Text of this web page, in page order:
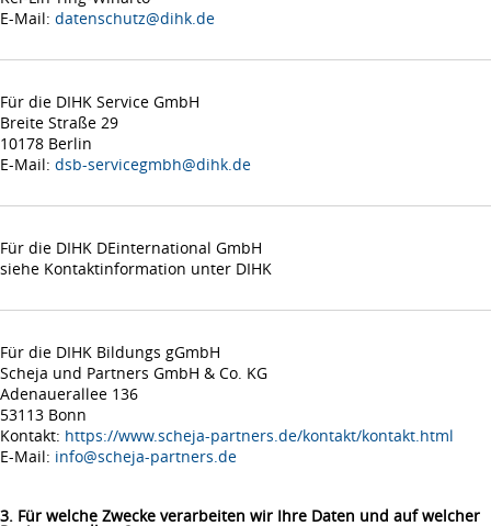
E-Mail: datenschutz@dihk.de
Für die DIHK Service GmbH
Breite Straße 29
10178 Berlin
E-Mail: dsb-servicegmbh@dihk.de
Für die DIHK DEinternational GmbH
siehe Kontaktinformation unter DIHK
Für die DIHK Bildungs gGmbH
Scheja und Partners GmbH & Co. KG
Adenauerallee 136
53113 Bonn
Kontakt: https://www.scheja-partners.de/kontakt/kontakt.html
E-Mail: info@scheja-partners.de
3. Für welche Zwecke verarbeiten wir Ihre Daten und auf welcher